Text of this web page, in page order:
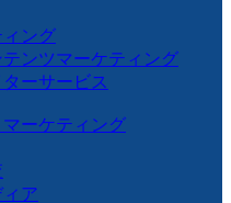
ング
ンツマーケティング
ーサービス
ーケティング
ア